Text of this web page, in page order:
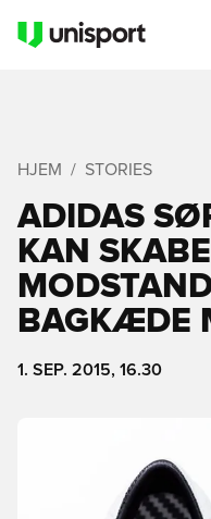
HJEM STORIES
ADIDAS
KAN SKABE
BAGKÆDE
1. SEP. 2015, 16.30